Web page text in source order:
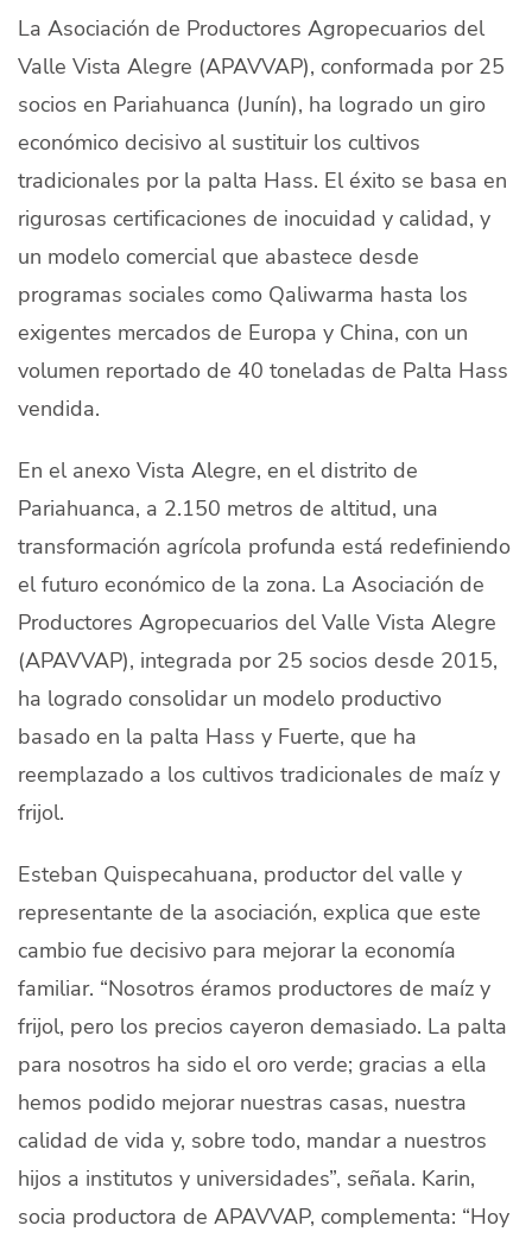
Quiénes Somos
Productores
Mercados
Contacto
modo claro Español
La Asociación de Productores Agropecuarios del
Valle Vista Alegre (APAVVAP), conformada por 25
socios en Pariahuanca (Junín), ha logrado un giro
económico decisivo al sustituir los cultivos
tradicionales por la palta Hass. El éxito se basa en
rigurosas certificaciones de inocuidad y calidad, y
un modelo comercial que abastece desde
programas sociales como Qaliwarma hasta los
exigentes mercados de Europa y China, con un
volumen reportado de 40 toneladas de Palta Hass
vendida.
En el anexo Vista Alegre, en el distrito de
Pariahuanca, a 2.150 metros de altitud, una
transformación agrícola profunda está redefiniendo
el futuro económico de la zona. La Asociación de
Productores Agropecuarios del Valle Vista Alegre
(APAVVAP), integrada por 25 socios desde 2015,
ha logrado consolidar un modelo productivo
basado en la palta Hass y Fuerte, que ha
reemplazado a los cultivos tradicionales de maíz y
frijol.
Esteban Quispecahuana, productor del valle y
representante de la asociación, explica que este
cambio fue decisivo para mejorar la economía
familiar. “Nosotros éramos productores de maíz y
frijol, pero los precios cayeron demasiado. La palta
para nosotros ha sido el oro verde; gracias a ella
hemos podido mejorar nuestras casas, nuestra
calidad de vida y, sobre todo, mandar a nuestros
hijos a institutos y universidades”, señala. Karin,
socia productora de APAVVAP, complementa: “Hoy